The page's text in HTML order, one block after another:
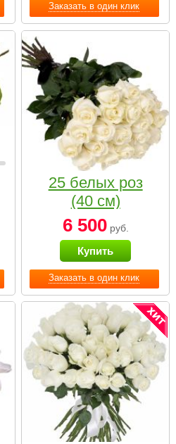
Заказать в один клик
Заказать в один клик
25 белых роз
(40 см)
6 500руб.
Купить